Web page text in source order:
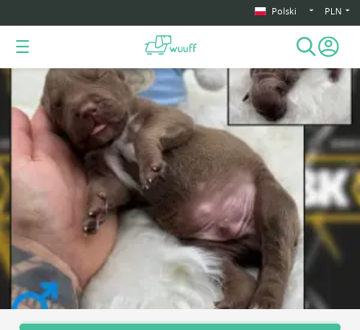
Polski PLN